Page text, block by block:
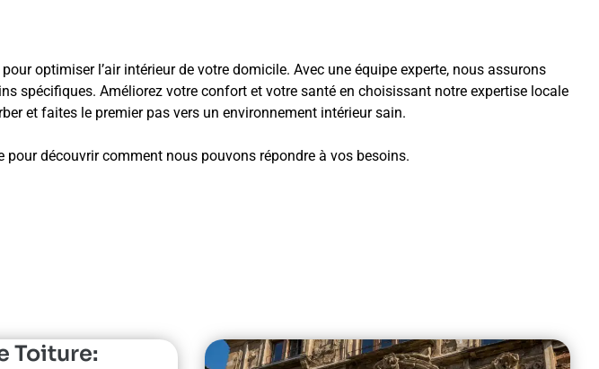
optimiser l’air intérieur de votre domicile. Avec une équipe experte, nous assurons
spécifiques. Améliorez votre confort et votre santé en choisissant notre expertise locale
et faites le premier pas vers un environnement intérieur sain.
pour découvrir comment nous pouvons répondre à vos besoins.
Toiture: